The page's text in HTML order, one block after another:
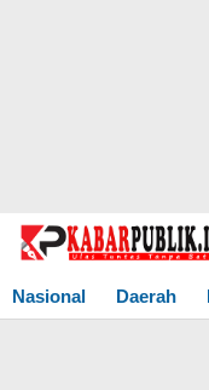
Lewati
Nasional
Daerah